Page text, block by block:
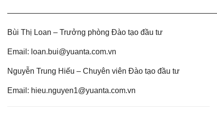
Bùi Thị Loan – Trưởng phòng Đào tạo đầu tư
Email: loan.bui@yuanta.com.vn
Nguyễn Trung Hiếu – Chuyên viên Đào tạo đầu tư
Email: hieu.nguyen1@yuanta.com.vn